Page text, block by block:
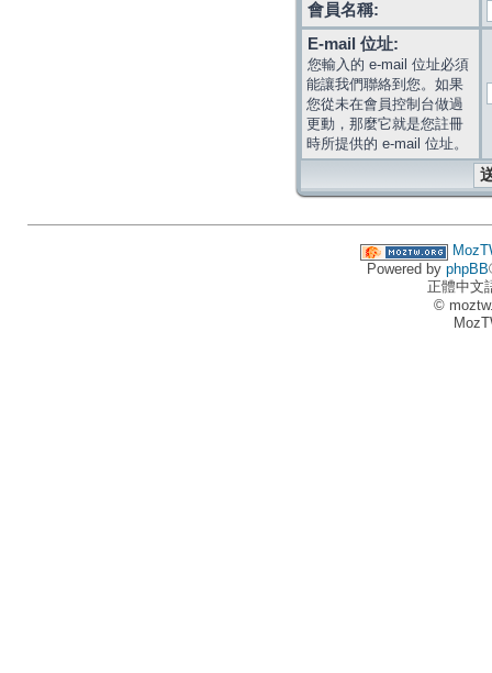
會員名稱:
E-mail 位址:
您輸入的 e-mail 位址必須
能讓我們聯絡到您。如果
您從未在會員控制台做過
更動，那麼它就是您註冊
時所提供的 e-mail 位址。
Powered by phpBB
正體中文
©